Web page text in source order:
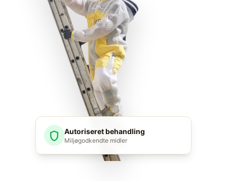
shield Autoriseret behandling
Miljøgodkendte midler